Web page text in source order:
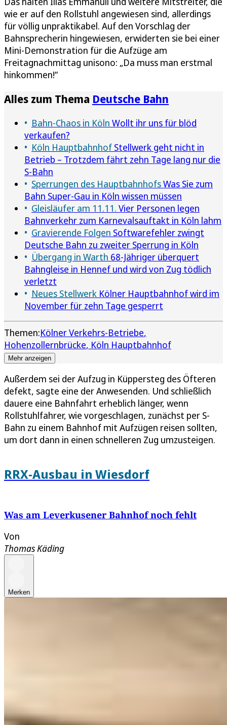
wie er auf den Rollstuhl angewiesen sind, allerdings
für völlig unpraktikabel. Auf den Vorschlag der
Bahnsprecherin hingewiesen, erwiderten sie bei einer
Mini-Demonstration für die Aufzüge am
Freitagnachmittag unisono: „Da muss man erstmal
hinkommen!“
Alles zum Thema Deutsche Bahn
Bahn-Chaos in Köln Wollt ihr uns für blöd
verkaufen?
Köln Hauptbahnhof Stellwerk geht nicht in
Betrieb – Trotzdem fährt zehn Tage lang nur die
S-Bahn
Sperrungen des HauptbahnhofsWas Sie zum
Bahn Super-Gau in Köln wissen müssen
Gleisläufer am 11.11. Vier Personen legen
Bahnverkehr zum Karnevalsauftakt in Köln lahm
Gravierende Folgen Softwarefehler zwingt
Deutsche Bahn zu zweiter Sperrung in Köln
Übergang in Warth 68-Jähriger überquert
Bahngleise in Hennef und wird von Zug tödlich
verletzt
Neues Stellwerk Kölner Hauptbahnhof wird im
November für zehn Tage gesperrt
Themen:Kölner Verkehrs-Betriebe
Hohenzollernbrücke Köln Hauptbahnhof
Mehr anzeigen
Außerdem sei der Aufzug in Küppersteg des Öfteren
defekt, sagte eine der Anwesenden. Und schließlich
dauere eine Bahnfahrt erheblich länger, wenn
Rollstuhlfahrer, wie vorgeschlagen, zunächst per S-
Bahn zu einem Bahnhof mit Aufzügen reisen sollten,
um dort dann in einen schnelleren Zug umzusteigen.
RRX-Ausbau in Wiesdorf
Was am Leverkusener Bahnhof noch fehlt
Von
Thomas Käding
Merken